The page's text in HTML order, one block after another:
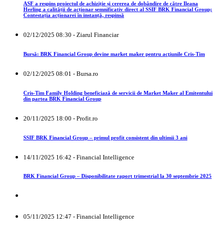
ASF a respins proiectul de achiziție și cererea de dobândire de către Ileana
Herling a calității de acționar semnificativ direct al SSIF BRK Financial Group;
Contestația acționarei în instanță, respinsă
02/12/2025 08:30 - Ziarul Financiar
Bursă: BRK Financial Group devine market maker pentru acţiunile Cris-Tim
02/12/2025 08:01 - Bursa.ro
Cris-Tim Family Holding beneficiază de servicii de Market Maker al Emitentului
din partea BRK Financial Group
20/11/2025 18:00 - Profit.ro
SSIF BRK Financial Group – primul profit consistent din ultimii 3 ani
14/11/2025 16:42 - Financial Intelligence
BRK Financial Group – Disponibilitate raport trimestrial la 30 septembrie 2025
05/11/2025 12:47 - Financial Intelligence